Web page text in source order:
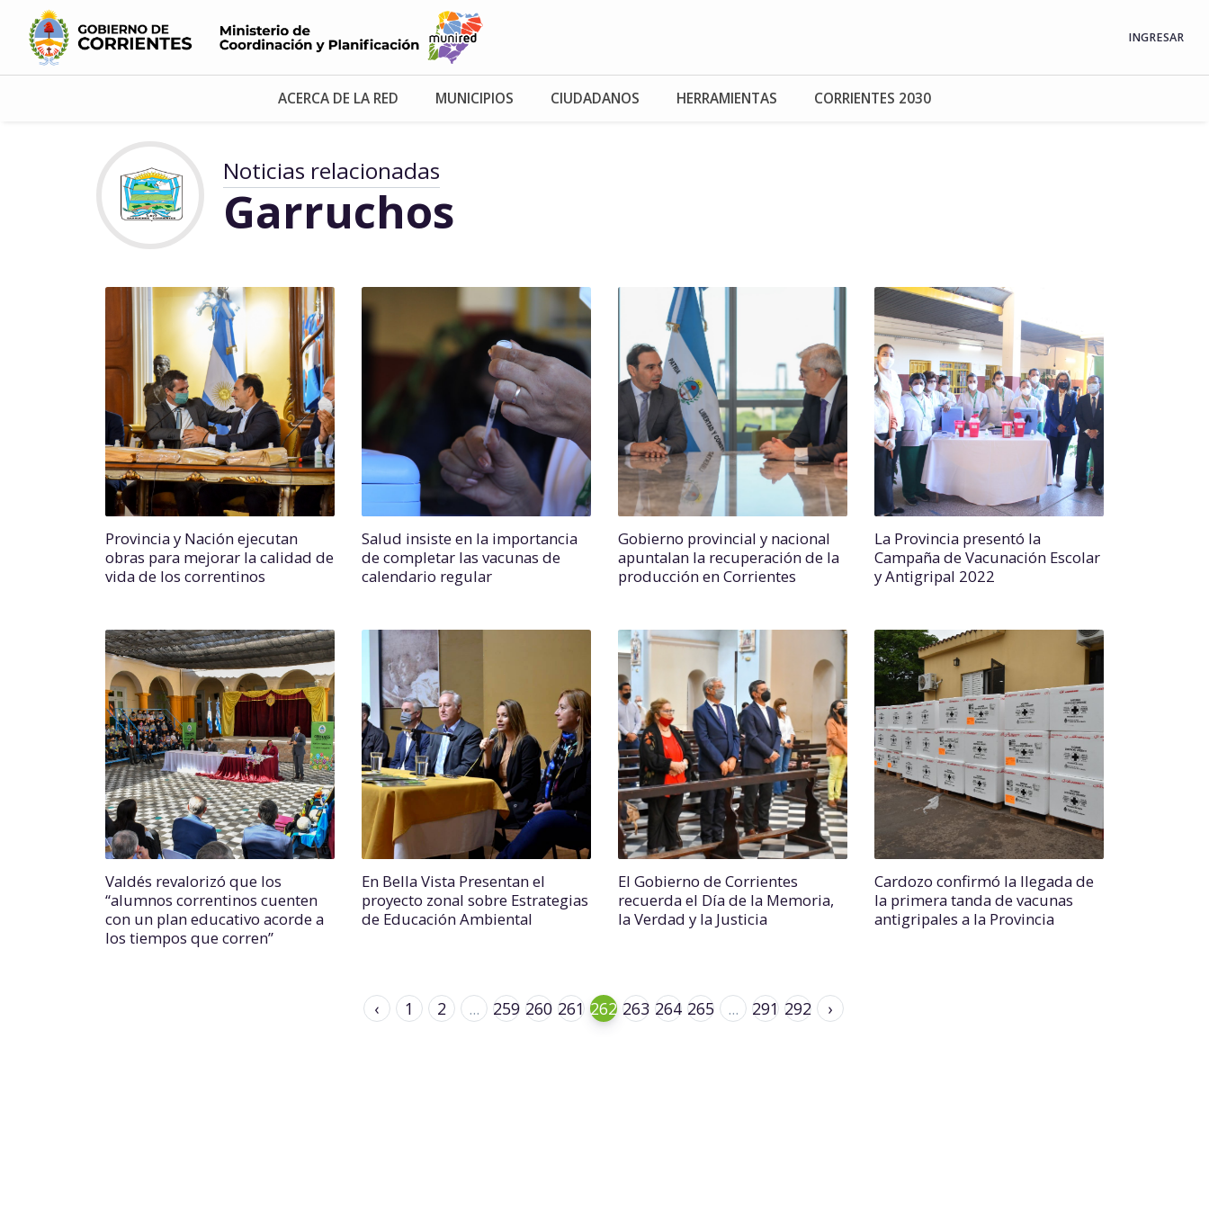
INGRESAR
ACERCA DE LA RED MUNICIPIOS CIUDADANOS HERRAMIENTAS CORRIENTES 2030
Noticias relacionadas
Garruchos
Provincia y Nación ejecutan
obras para mejorar la calidad de
vida de los correntinos
Salud insiste en la importancia
de completar las vacunas de
calendario regular
Gobierno provincial y nacional
apuntalan la recuperación de la
producción en Corrientes
La Provincia presentó la
Campaña de Vacunación Escolar
y Antigripal 2022
Valdés revalorizó que los
“alumnos correntinos cuenten
con un plan educativo acorde a
los tiempos que corren”
En Bella Vista Presentan el
proyecto zonal sobre Estrategias
de Educación Ambiental
El Gobierno de Corrientes
recuerda el Día de la Memoria,
la Verdad y la Justicia
Cardozo confirmó la llegada de
la primera tanda de vacunas
antigripales a la Provincia
‹ 1 2 ... 259 260 261 262 263 264 265 ... 291 292 ›